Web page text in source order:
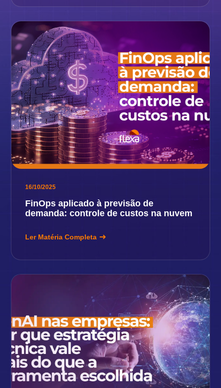
16/10/2025
FinOps aplicado à previsão de
demanda: controle de custos na nuvem
Ler Matéria Completa